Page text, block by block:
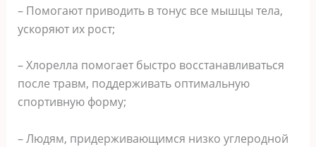
– Помогают приводить в тонус все мышцы тела,
ускоряют их рост;
– Хлорелла помогает быстро восстанавливаться
после травм, поддерживать оптимальную
спортивную форму;
– Людям, придерживающимся низко углеродной